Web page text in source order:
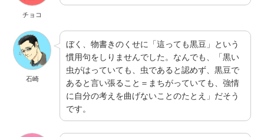
チョコ
石崎
ぼく、物書きのくせに「這っても黒豆」という
慣用句をしりませんでした。なんでも、「黒い
虫がはっていても、虫であると認めず、黒豆で
あると言い張ること＝まちがっていても、強情
に自分の考えを曲げないことのたとえ」だそう
です。